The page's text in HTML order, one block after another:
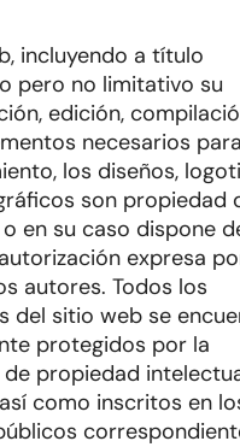
incluyendo a título
pero no limitativo su
edición,
necesarios
los diseños,
son propiedad
en su caso dispone
expresa
autores. Todos los
del sitio web se
protegidos por la
propiedad
como inscritos en